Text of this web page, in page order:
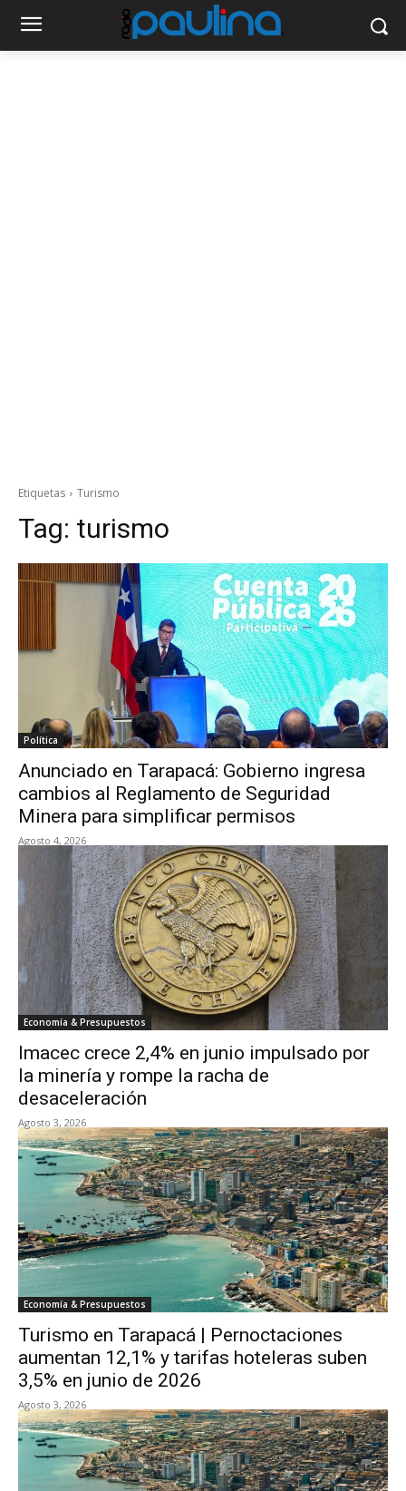
Etiquetas Turismo
Tag: turismo
Política
Anunciado en Tarapacá: Gobierno ingresa
cambios al Reglamento de Seguridad
Minera para simplificar permisos
Agosto 4, 2026
Economía & Presupuestos
Imacec crece 2,4% en junio impulsado por
la minería y rompe la racha de
desaceleración
Agosto 3, 2026
Economía & Presupuestos
Turismo en Tarapacá | Pernoctaciones
aumentan 12,1% y tarifas hoteleras suben
3,5% en junio de 2026
Agosto 3, 2026